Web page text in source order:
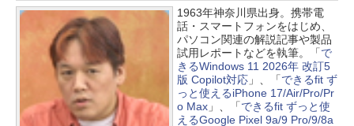
1963年神奈川県出身。携帯電
話・スマートフォンをはじめ、
パソコン関連の解説記事や製品
試用レポートなどを執筆。「で
きるWindows 11 2026年 改訂5
版 Copilot対応」、「できるfit ず
っと使えるiPhone 17/Air/Pro/Pr
o Max」、「できるfit ずっと使
えるGoogle Pixel 9a/9 Pro/9/8a